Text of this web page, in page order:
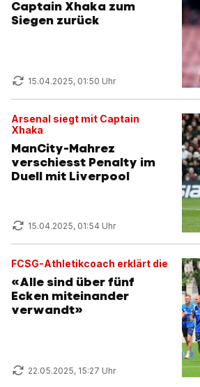
Captain Xhaka zum
Siegen zurück
15.04.2025, 01:50 Uhr
Arsenal siegt mit Captain
Xhaka
ManCity-Mahrez
verschiesst Penalty im
Duell mit Liverpool
15.04.2025, 01:54 Uhr
FCSG-Athletikcoach erklärt die
«Alle sind über fünf
Ecken miteinander
verwandt»
22.05.2025, 15:27 Uhr